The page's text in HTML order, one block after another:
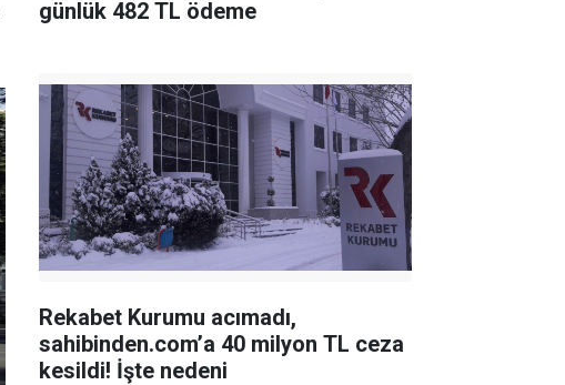
günlük 482 TL ödeme
Rekabet Kurumu acımadı,
sahibinden.com’a 40 milyon TL ceza
kesildi! İşte nedeni